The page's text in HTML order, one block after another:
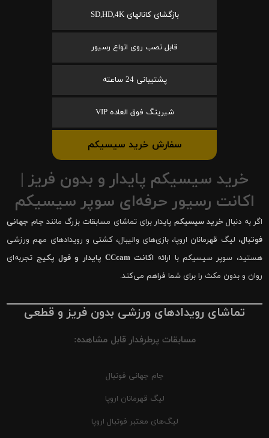
بازگشای کانالهای SD,HD,4K
قابل نصب روی انواع رسیور
پشتیبانی 24 ساعته
شیرینگ فوق العاده VIP
سفارش خرید سیسیکم
خرید سیسیکم پایدار و بدون فریز |
اکانت رسیور حرفه‌ای سوپر سیسیکم
اگر به دنبال خرید سیسیکم پایدار برای تماشای مسابقات بزرگ مانند جام جهانی
فوتبال، لیگ قهرمانان اروپا، بازی‌های والیبال، کشتی و رویدادهای مهم ورزشی
هستید، سوپر سیسیکم با ارائه اکانت CCcam پایدار و فول پکیج
تجربه‌ای
روان و بدون مکث را برای شما فراهم می‌کند.
تماشای رویدادهای ورزشی بدون فریز و قطعی
مسابقات پرطرفدار قابل مشاهده:
جام جهانی فوتبال
لیگ قهرمانان اروپا
لیگ‌های معتبر فوتبال اروپا